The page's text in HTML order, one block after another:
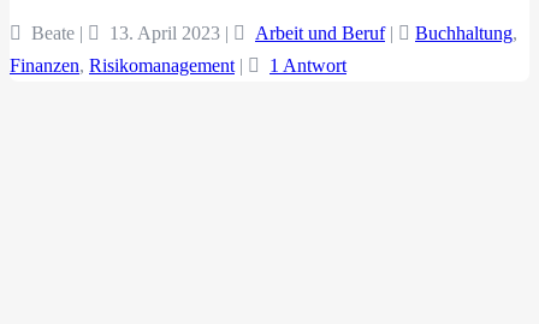
Beate | 13. April 2023 | Arbeit und Beruf| Buchhaltung,
Finanzen, Risikomanagement| 1 Antwort